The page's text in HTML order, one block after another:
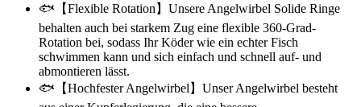
🐟【Flexible Rotation】Unsere Angelwirbel Solide Ringe
behalten auch bei starkem Zug eine flexible 360-Grad-
Rotation bei, sodass Ihr Köder wie ein echter Fisch
schwimmen kann und sich einfach und schnell auf- und
abmontieren lässt.
🐟【Hochfester Angelwirbel】Unser Angelwirbel besteht